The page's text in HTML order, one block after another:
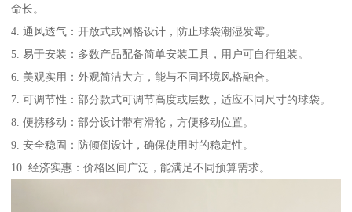
命长。
4. 通风透气：开放式或网格设计，防止球袋潮湿发霉。
5. 易于安装：多数产品配备简单安装工具，用户可自行组装。
6. 美观实用：外观简洁大方，能与不同环境风格融合。
7. 可调节性：部分款式可调节高度或层数，适应不同尺寸的球袋。
8. 便携移动：部分设计带有滑轮，方便移动位置。
9. 安全稳固：防倾倒设计，确保使用时的稳定性。
10. 经济实惠：价格区间广泛，能满足不同预算需求。